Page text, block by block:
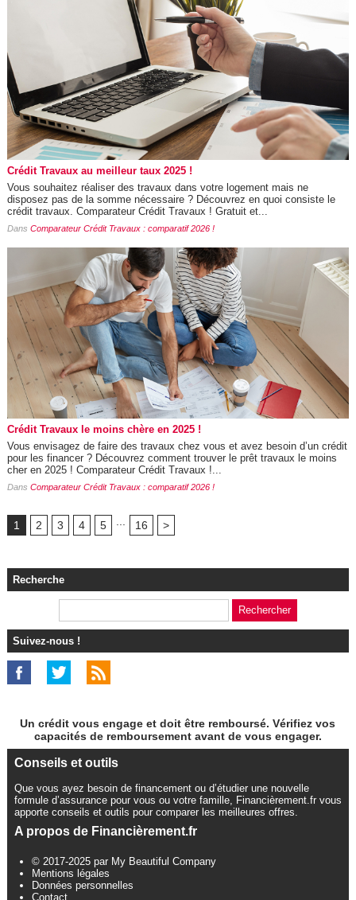
Crédit Travaux au meilleur taux 2025 !
Vous souhaitez réaliser des travaux dans votre logement mais ne
disposez pas de la somme nécessaire ? Découvrez en quoi consiste le
crédit travaux. Comparateur Crédit Travaux ! Gratuit et...
Dans Comparateur Crédit Travaux : comparatif 2026 !
Crédit Travaux le moins chère en 2025 !
Vous envisagez de faire des travaux chez vous et avez besoin d’un crédit
pour les financer ? Découvrez comment trouver le prêt travaux le moins
cher en 2025 ! Comparateur Crédit Travaux !...
Dans Comparateur Crédit Travaux : comparatif 2026 !
1 2 3 4 5 16 >
Recherche
Suivez-nous !
Un crédit vous engage et doit être remboursé. Vérifiez vos
capacités de remboursement avant de vous engager.
Conseils et outils
Que vous ayez besoin de financement ou d’étudier une nouvelle
formule d’assurance pour vous ou votre famille, Financièrement.fr vous
apporte conseils et outils pour comparer les meilleures offres.
A propos de Financièrement.fr
© 2017-2025 par My Beautiful Company
Mentions légales
Données personnelles
Contact